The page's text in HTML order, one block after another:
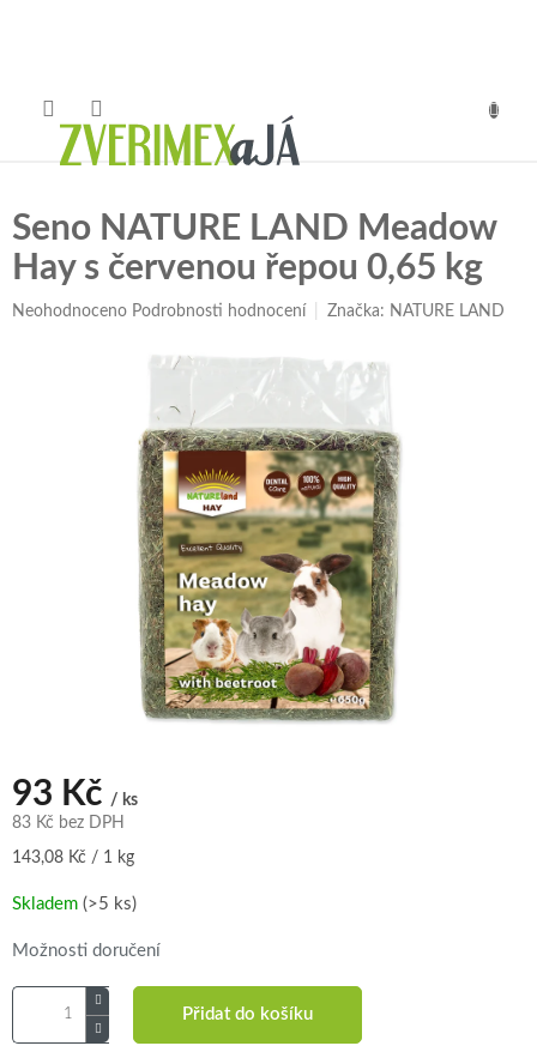
Seno NATURE LAND Meadow
Hay s červenou řepou 0,65 kg
Průměrné
Neohodnoceno Podrobnosti hodnocení Značka: NATURE LAND
93 Kč / ks
83 Kč bez DPH
Měrná
143,08 Kč / 1 kg
Skladem (>5 ks)
Možnosti doručení
Přidat do košíku